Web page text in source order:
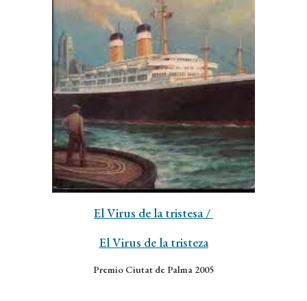
El Virus de la tristesa/
El Virus de la tristeza
Premio Ciutat de Palma 2005